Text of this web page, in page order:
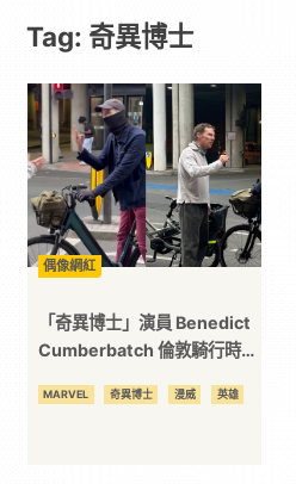
戲
｜
動
漫
二
次
Tag: 奇異博士
偶像網紅
「奇異博士」演員 Benedict
Cumberbatch 倫敦騎行時與
MARVEL 奇異博士 漫威 英雄